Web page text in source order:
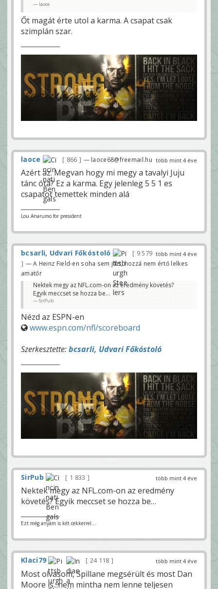
laoce
Őt magát érte utol a karma. A csapat csak
szimplán szar.
több mint 4 éve
laoce 866 — laoce68@freemail.hu
Azért az. Megvan hogy mi megy a tavalyi Juju
tánc óta? Ez a karma. Egy jelenleg 5 5 1 es
csapatot temettek minden alá
Lou Anarumo for president
több mint 4 éve
bcsarli, Udvari Főkóstoló 9 579
— A Heinz Field-en soha sem járt, hozzá nem értő lelkes
amatőr
Nektek megy az NFL.com-on az eredmény követés?
Egyik meccset se hozza be…
SirPub
Nézd az ESPN-en
www.espn.com/nfl/scoreboard
Szerkesztette:bcsarli, Udvari Főkóstoló
több mint 4 éve
SirPub 1 833
Nektek megy az NFL.com-on az eredmény
követés? Egyik meccset se hozza be…
Ezt még anyám is két cekkerrel...
több mint 4 éve
Klaci79 24 118
Most olvasom, Spillane megsérült és most Dan
Moore is...nem mintha nem lenne teljesen